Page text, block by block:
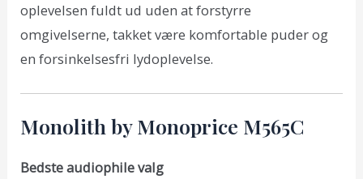
oplevelsen fuldt ud uden at forstyrre
omgivelserne, takket være komfortable puder og
en forsinkelsesfri lydoplevelse.
Monolith by Monoprice M565C
Bedste audiophile valg